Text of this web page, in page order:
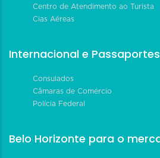
Centro de Atendimento ao Turista
Cias Aéreas
Internacional e Passaportes
Consulados
Câmaras de Comércio
Polícia Federal
Belo Horizonte para o